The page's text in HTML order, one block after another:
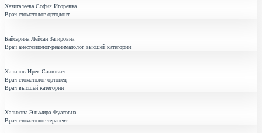
Хазигалеева София Игоревна
Врач стоматолог-ортодонт
Байсарина Лейсан Загировна
Врач анестезиолог-реаниматолог высшей категории
Халилов Ирек Саитович
Врач стоматолог-ортопед
Врач высшей категории
Халикова Эльмира Фуатовна
Врач стоматолог-терапевт